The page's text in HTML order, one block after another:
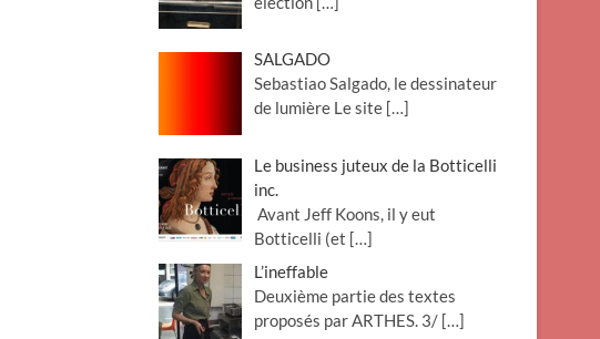
SALGADO
Sebastiao Salgado, le dessinateur
de lumière Le site […]
Le business juteux de la Botticelli
inc.
Avant Jeff Koons, il y eut
Botticelli (et […]
L’ineffable
Deuxième partie des textes
proposés par ARTHES. 3/ […]